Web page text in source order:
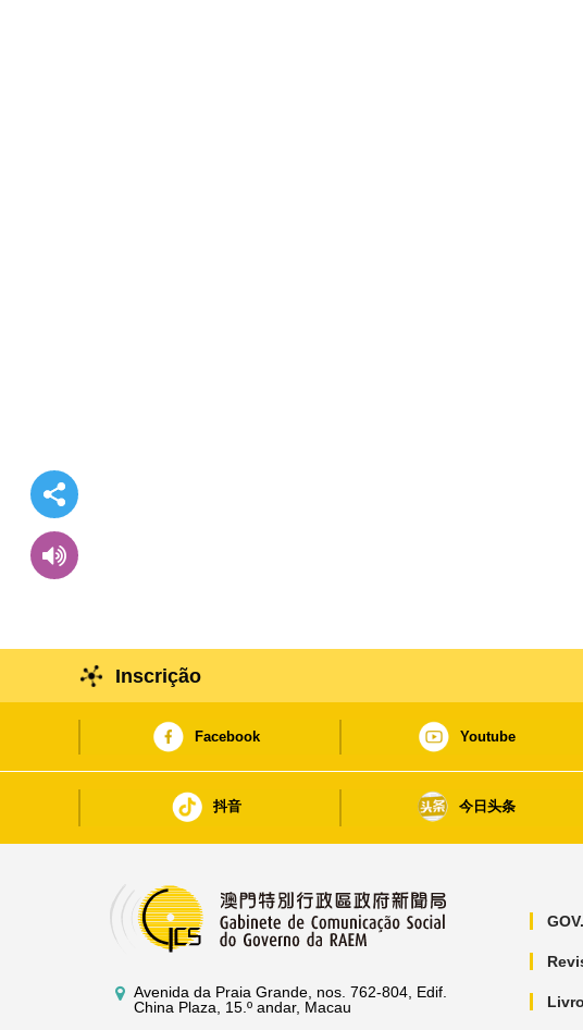
Inscrição
Facebook Youtube
抖音 今日头条
Avenida da Praia Grande, nos. 762-804, Edif.
China Plaza, 15.º andar, Macau